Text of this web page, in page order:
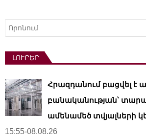
Որոնել
ԼՈՒՐԵՐ
Հրազդանում բացվել է
բանականության՝
ամենամեծ տվյալների
15:55-08.08.26